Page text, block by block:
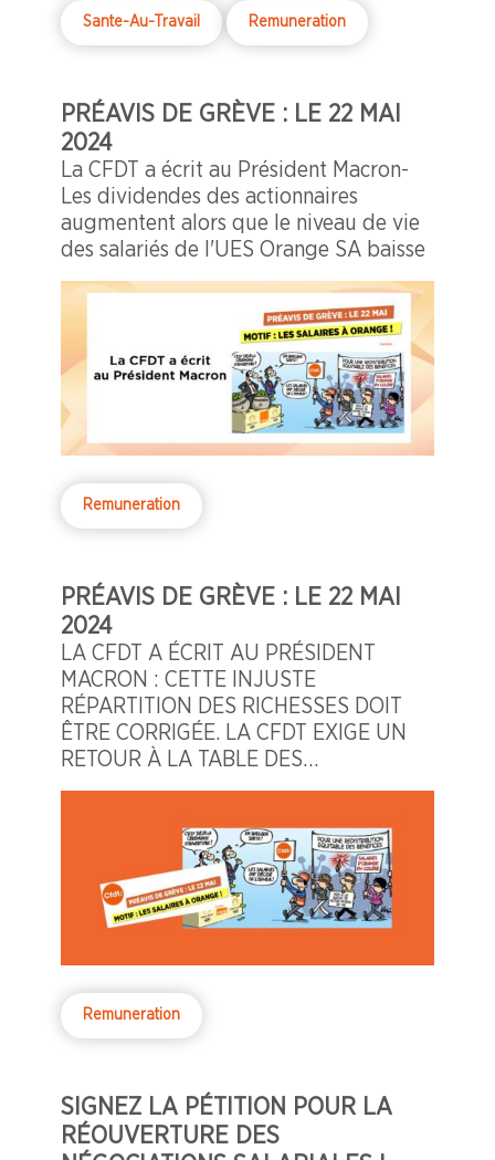
Sante-Au-Travail Remuneration
PRÉAVIS DE GRÈVE : LE 22 MAI
2024
La CFDT a écrit au Président Macron-
Les dividendes des actionnaires
augmentent alors que le niveau de vie
des salariés de l'UES Orange SA baisse
Remuneration
PRÉAVIS DE GRÈVE : LE 22 MAI
2024
LA CFDT A ÉCRIT AU PRÉSIDENT
MACRON : CETTE INJUSTE
RÉPARTITION DES RICHESSES DOIT
ÊTRE CORRIGÉE. LA CFDT EXIGE UN
RETOUR À LA TABLE DES
NÉGOCIATIONS !
Remuneration
SIGNEZ LA PÉTITION POUR LA
RÉOUVERTURE DES